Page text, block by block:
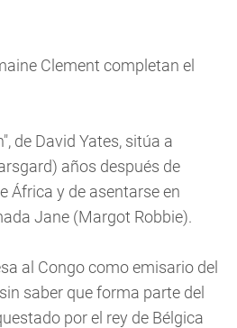
Clement completan el
de David Yates, sitúa a
años después de
África y de asentarse en
Jane (Margot Robbie).
al Congo como emisario del
saber que forma parte del
por el rey de Bélgica